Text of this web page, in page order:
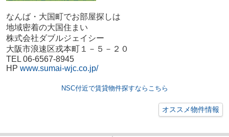
なんば・大国町でお部屋探しは
地域密着の大国住まい
株式会社ダブルジェイシー
大阪市浪速区戎本町１－５－２０
TEL 06-6567-8945
HP www.sumai-wjc.co.jp/
NSC付近で賃貸物件探すならこちら
オススメ物件情報